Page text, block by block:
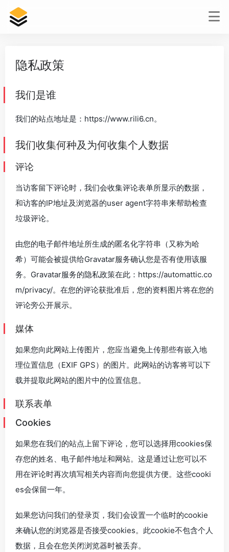
隐私政策
我们是谁
我们的站点地址是：https://www.rili6.cn。
我们收集何种及为何收集个人数据
评论
当访客留下评论时，我们会收集评论表单所显示的数据，
和访客的IP地址及浏览器的user agent字符串来帮助检查
垃圾评论。
由您的电子邮件地址所生成的匿名化字符串（又称为哈
希）可能会被提供给Gravatar服务确认您是否有使用该服
务。Gravatar服务的隐私政策在此：https://automattic.co
m/privacy/。在您的评论获批准后，您的资料图片将在您的
评论旁公开展示。
媒体
如果您向此网站上传图片，您应当避免上传那些有嵌入地
理位置信息（EXIF GPS）的图片。此网站的访客将可以下
载并提取此网站的图片中的位置信息。
联系表单
Cookies
如果您在我们的站点上留下评论，您可以选择用cookies保
存您的姓名、电子邮件地址和网站。这是通过让您可以不
用在评论时再次填写相关内容而向您提供方便。这些cooki
es会保留一年。
如果您访问我们的登录页，我们会设置一个临时的cookie
来确认您的浏览器是否接受cookies。此cookie不包含个人
数据，且会在您关闭浏览器时被丢弃。